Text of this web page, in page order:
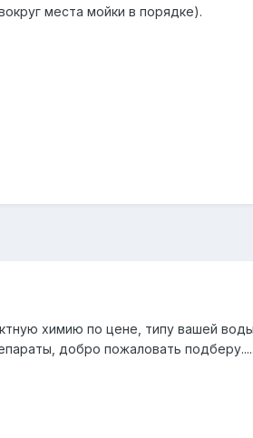
места мойки в порядке).
химию по цене, типу вашей
добро пожаловать